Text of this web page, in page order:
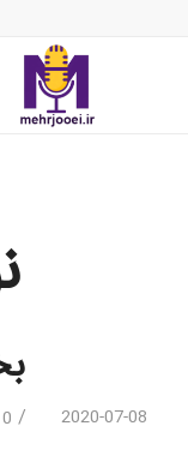
2020-07-08
/ 0 دیدگاه